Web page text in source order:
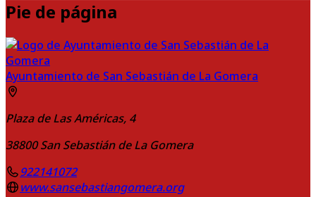
Pie de página
Ayuntamiento de San Sebastián de La Gomera
Plaza de Las Américas, 4
38800 San Sebastián de La Gomera
922141072
www.sansebastiangomera.org